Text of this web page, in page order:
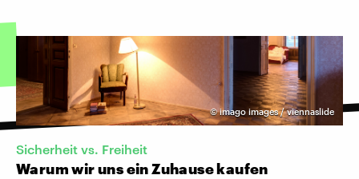
©imago images / viennaslide
Sicherheit vs. Freiheit
Warum wir uns ein Zuhause kaufen